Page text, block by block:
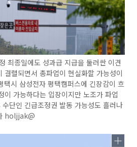
최종일에도 성과급 지급을 둘러싼 이견
결렬되면서 총파업이 현실화할 가능성이
시 삼성전자 평택캠퍼스에 긴장감이 흐
이 가능하다는 입장이지만 노조가 파업
단인 긴급조정권 발동 가능성도 흘러나
holjjak@